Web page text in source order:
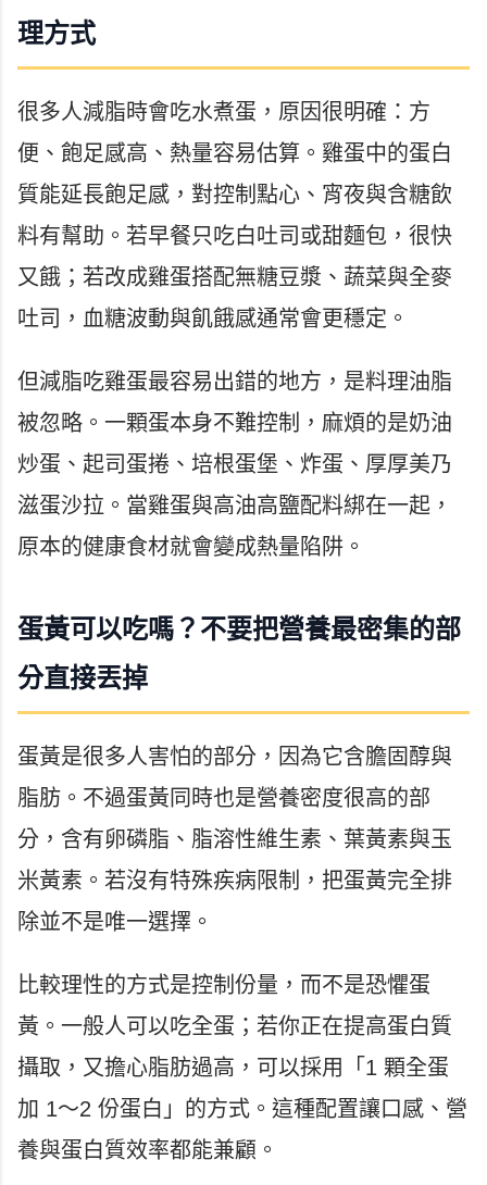
理方式
很多人減脂時會吃水煮蛋，原因很明確：方
便、飽足感高、熱量容易估算。雞蛋中的蛋白
質能延長飽足感，對控制點心、宵夜與含糖飲
料有幫助。若早餐只吃白吐司或甜麵包，很快
又餓；若改成雞蛋搭配無糖豆漿、蔬菜與全麥
吐司，血糖波動與飢餓感通常會更穩定。
但減脂吃雞蛋最容易出錯的地方，是料理油脂
被忽略。一顆蛋本身不難控制，麻煩的是奶油
炒蛋、起司蛋捲、培根蛋堡、炸蛋、厚厚美乃
滋蛋沙拉。當雞蛋與高油高鹽配料綁在一起，
原本的健康食材就會變成熱量陷阱。
蛋黃可以吃嗎？不要把營養最密集的部
分直接丟掉
蛋黃是很多人害怕的部分，因為它含膽固醇與
脂肪。不過蛋黃同時也是營養密度很高的部
分，含有卵磷脂、脂溶性維生素、葉黃素與玉
米黃素。若沒有特殊疾病限制，把蛋黃完全排
除並不是唯一選擇。
比較理性的方式是控制份量，而不是恐懼蛋
黃。一般人可以吃全蛋；若你正在提高蛋白質
攝取，又擔心脂肪過高，可以採用「1 顆全蛋
加 1～2 份蛋白」的方式。這種配置讓口感、營
養與蛋白質效率都能兼顧。